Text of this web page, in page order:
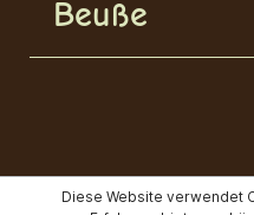
Beuße
Diese Website verwendet